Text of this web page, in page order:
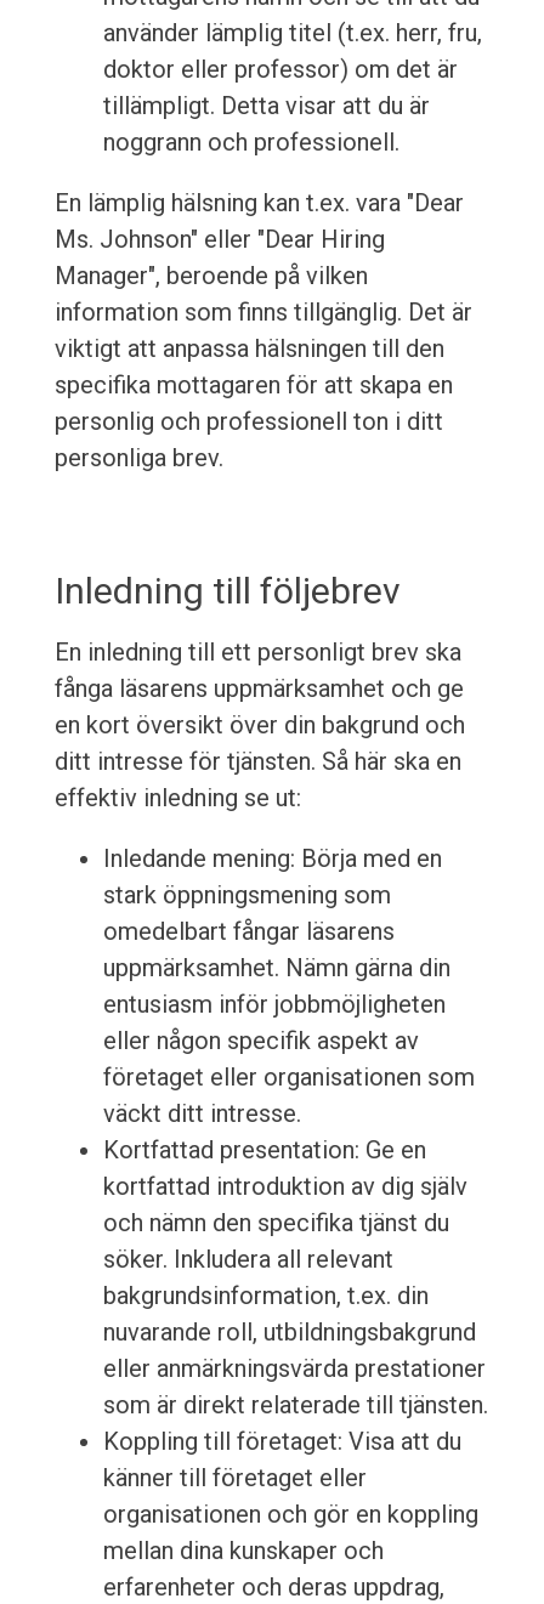
använder lämplig titel (t.ex. herr, fru,
doktor eller professor) om det är
tillämpligt. Detta visar att du är
noggrann och professionell.
En lämplig hälsning kan t.ex. vara "Dear
Ms. Johnson" eller "Dear Hiring
Manager", beroende på vilken
information som finns tillgänglig. Det är
viktigt att anpassa hälsningen till den
specifika mottagaren för att skapa en
personlig och professionell ton i ditt
personliga brev.
Inledning till följebrev
En inledning till ett personligt brev ska
fånga läsarens uppmärksamhet och ge
en kort översikt över din bakgrund och
ditt intresse för tjänsten. Så här ska en
effektiv inledning se ut:
Inledande mening: Börja med en
stark öppningsmening som
omedelbart fångar läsarens
uppmärksamhet. Nämn gärna din
entusiasm inför jobbmöjligheten
eller någon specifik aspekt av
företaget eller organisationen som
väckt ditt intresse.
Kortfattad presentation: Ge en
kortfattad introduktion av dig själv
och nämn den specifika tjänst du
söker. Inkludera all relevant
bakgrundsinformation, t.ex. din
nuvarande roll, utbildningsbakgrund
eller anmärkningsvärda prestationer
som är direkt relaterade till tjänsten.
Koppling till företaget: Visa att du
känner till företaget eller
organisationen och gör en koppling
mellan dina kunskaper och
erfarenheter och deras uppdrag,